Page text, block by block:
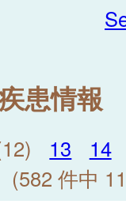
患情報
13
14
(582 件中